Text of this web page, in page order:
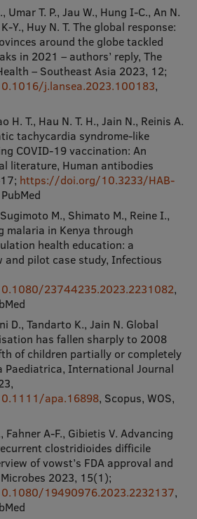
Umar T. P., Jau W., Hung I-C., An N.
Y., Huy N. T. The global response:
around the globe tackled
in 2021 – authors’ reply, The
– Southeast Asia 2023, 12;
j.lansea.2023.100183,
H. T., Hau N. T. H., Jain N., Reinis A.
tachycardia syndrome-like
COVID-19 vaccination: An
literature, Human antibodies
https://doi.org/10.3233/HAB-
M., Shimato M., Reine I.,
malaria in Kenya through
health education: a
and pilot case study, Infectious
23744235.2023.2231082,
D., Tandarto K., Jain N. Global
has fallen sharply to 2008
of children partially or completely
Paediatrica, International Journal
apa.16898, Scopus, WOS,
Fahner A-F., Gibietis V. Advancing
clostridioides difficile
of vowst’s FDA approval and
2023, 15(1);
19490976.2023.2232137,